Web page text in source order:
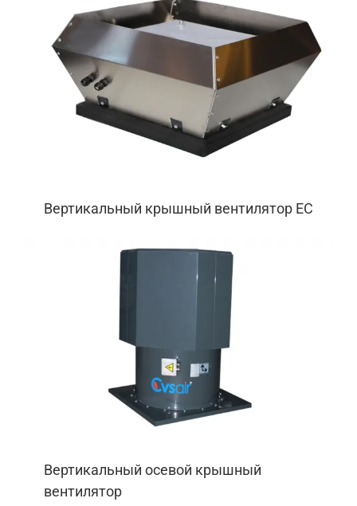
Вертикальный крышный вентилятор EС
Вертикальный осевой крышный
вентилятор